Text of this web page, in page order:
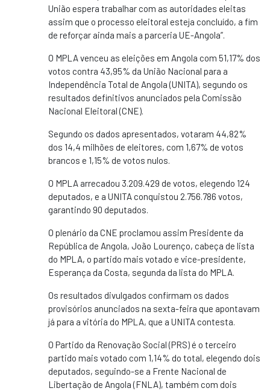
União espera trabalhar com as autoridades eleitas
assim que o processo eleitoral esteja concluído, a fim
de reforçar ainda mais a parceria UE-Angola”.
O MPLA venceu as eleições em Angola com 51,17% dos
votos contra 43,95% da União Nacional para a
Independência Total de Angola (UNITA), segundo os
resultados definitivos anunciados pela Comissão
Nacional Eleitoral (CNE).
Segundo os dados apresentados, votaram 44,82%
dos 14,4 milhões de eleitores, com 1,67% de votos
brancos e 1,15% de votos nulos.
O MPLA arrecadou 3.209.429 de votos, elegendo 124
deputados, e a UNITA conquistou 2.756.786 votos,
garantindo 90 deputados.
O plenário da CNE proclamou assim Presidente da
República de Angola, João Lourenço, cabeça de lista
do MPLA, o partido mais votado e vice-presidente,
Esperança da Costa, segunda da lista do MPLA.
Os resultados divulgados confirmam os dados
provisórios anunciados na sexta-feira que apontavam
já para a vitória do MPLA, que a UNITA contesta.
O Partido da Renovação Social (PRS) é o terceiro
partido mais votado com 1,14% do total, elegendo dois
deputados, seguindo-se a Frente Nacional de
Libertação de Angola (FNLA), também com dois